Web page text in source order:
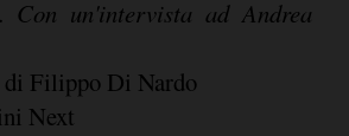
Con un'intervista ad Andrea
di Filippo Di Nardo
Next